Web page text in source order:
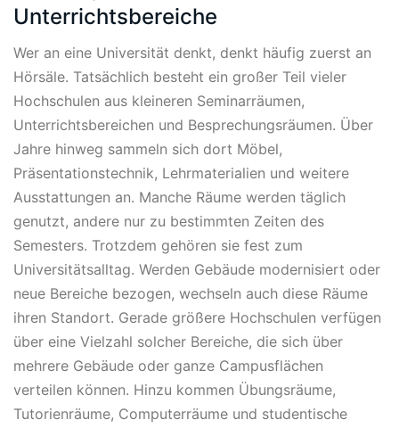
Unterrichtsbereiche
Wer an eine Universität denkt, denkt häufig zuerst an
Hörsäle. Tatsächlich besteht ein großer Teil vieler
Hochschulen aus kleineren Seminarräumen,
Unterrichtsbereichen und Besprechungsräumen. Über
Jahre hinweg sammeln sich dort Möbel,
Präsentationstechnik, Lehrmaterialien und weitere
Ausstattungen an. Manche Räume werden täglich
genutzt, andere nur zu bestimmten Zeiten des
Semesters. Trotzdem gehören sie fest zum
Universitätsalltag. Werden Gebäude modernisiert oder
neue Bereiche bezogen, wechseln auch diese Räume
ihren Standort. Gerade größere Hochschulen verfügen
über eine Vielzahl solcher Bereiche, die sich über
mehrere Gebäude oder ganze Campusflächen
verteilen können. Hinzu kommen Übungsräume,
Tutorienräume, Computerräume und studentische